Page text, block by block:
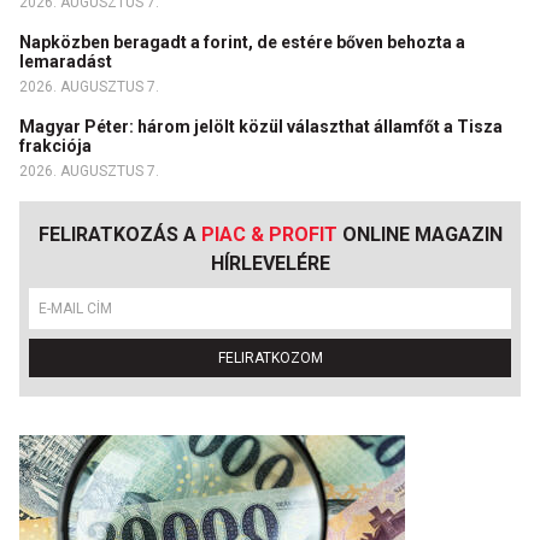
Napközben beragadt a forint, de estére bőven behozta a
lemaradást
2026. AUGUSZTUS 7.
Magyar Péter: három jelölt közül választhat államfőt a Tisza
frakciója
2026. AUGUSZTUS 7.
FELIRATKOZÁS A PIAC & PROFIT ONLINE MAGAZIN
HÍRLEVELÉRE
FELIRATKOZOM